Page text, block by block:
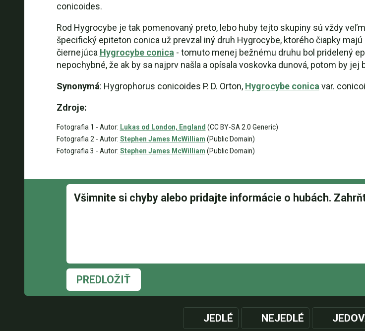
conicoides.
Rod Hygrocybe je tak pomenovaný preto, lebo huby tejto skupiny sú vždy
špecifický epiteton conica už prevzal iný druh Hygrocybe, ktorého čiapky
čiernejúca Hygrocybe conica - tomuto menej bežnému druhu bol pridelený
nepochybné, že ak by sa najprv našla a opísala voskovka dunová, potom by
Synonymá: Hygrophorus conicoides P. D. Orton, Hygrocybe conica var.
Zdroje:
Fotografia 1 - Autor: Lukas od London, England (CC BY-SA 2.0 Generic)
Fotografia 2 - Autor: Stephen James McWilliam (Public Domain)
Fotografia 3 - Autor: Stephen James McWilliam (Public Domain)
PREDLOŽIŤ
JEDLÉ NEJEDLÉ